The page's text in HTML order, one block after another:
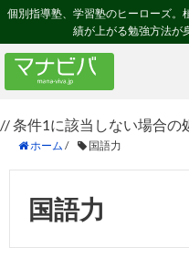
個別指導塾、学習塾のヒーローズ。
績が上がる勉強方法が
// 条件1に該当しない場合の
ホーム / 国語力
国語力